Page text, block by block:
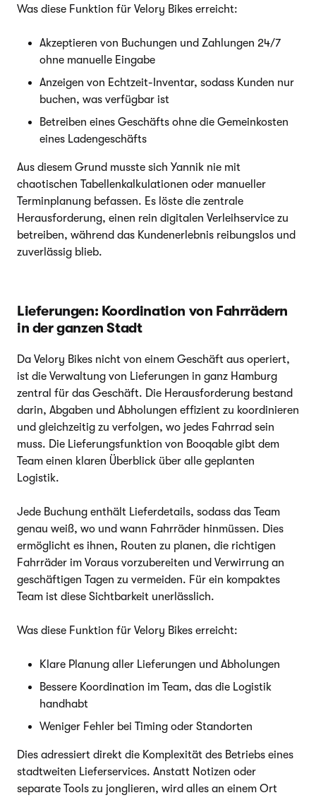
Was diese Funktion für Velory Bikes erreicht:
Akzeptieren von Buchungen und Zahlungen 24/7
ohne manuelle Eingabe
Anzeigen von Echtzeit-Inventar, sodass Kunden nur
buchen, was verfügbar ist
Betreiben eines Geschäfts ohne die Gemeinkosten
eines Ladengeschäfts
Aus diesem Grund musste sich Yannik nie mit
chaotischen Tabellenkalkulationen oder manueller
Terminplanung befassen. Es löste die zentrale
Herausforderung, einen rein digitalen Verleihservice zu
betreiben, während das Kundenerlebnis reibungslos und
zuverlässig blieb.
Lieferungen: Koordination von Fahrrädern
in der ganzen Stadt
Da Velory Bikes nicht von einem Geschäft aus operiert,
ist die Verwaltung von Lieferungen in ganz Hamburg
zentral für das Geschäft. Die Herausforderung bestand
darin, Abgaben und Abholungen effizient zu koordinieren
und gleichzeitig zu verfolgen, wo jedes Fahrrad sein
muss. Die Lieferungsfunktion von Booqable gibt dem
Team einen klaren Überblick über alle geplanten
Logistik.
Jede Buchung enthält Lieferdetails, sodass das Team
genau weiß, wo und wann Fahrräder hinmüssen. Dies
ermöglicht es ihnen, Routen zu planen, die richtigen
Fahrräder im Voraus vorzubereiten und Verwirrung an
geschäftigen Tagen zu vermeiden. Für ein kompaktes
Team ist diese Sichtbarkeit unerlässlich.
Was diese Funktion für Velory Bikes erreicht:
Klare Planung aller Lieferungen und Abholungen
Bessere Koordination im Team, das die Logistik
handhabt
Weniger Fehler bei Timing oder Standorten
Dies adressiert direkt die Komplexität des Betriebs eines
stadtweiten Lieferservices. Anstatt Notizen oder
separate Tools zu jonglieren, wird alles an einem Ort